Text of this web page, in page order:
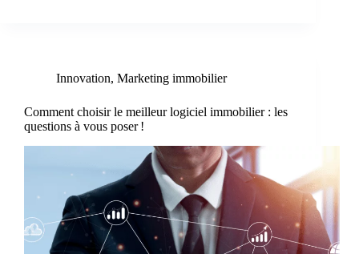
Innovation, Marketing immobilier
Comment choisir le meilleur logiciel immobilier : les
questions à vous poser !